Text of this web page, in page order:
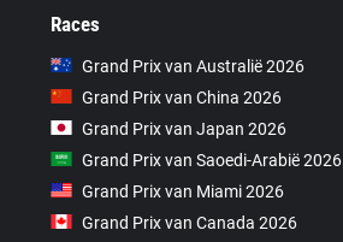
Races
Grand Prix van Australië 2026
Grand Prix van China 2026
Grand Prix van Japan 2026
Grand Prix van Saoedi-Arabië 2026
Grand Prix van Miami 2026
Grand Prix van Canada 2026